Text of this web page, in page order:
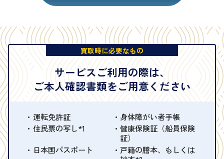
買取時に必要なもの
サービスご利用の際は、
ご本人確認書類をご用意ください
運転免許証
身体障がい者手帳
住民票の写し*1
健康保険証（船員保険
証）
日本国パスポート
戸籍の謄本、もしくは